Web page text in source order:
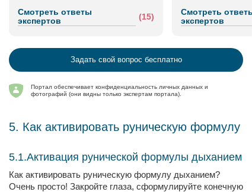
Смотреть ответы
экспертов
(15)
Смотреть ответы
экспертов
Задать свой вопрос бесплатно
Портал обеспечивает конфиденциальность личных данных и
фотографий (они видны только экспертам портала).
5. Как активировать руническую формулу
5.1.Активация рунической формулы дыханием
Как активировать руническую формулу дыханием?
Очень просто! Закройте глаза, сформулируйте конечную